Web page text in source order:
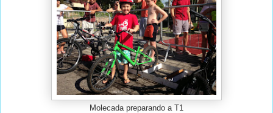
Molecada preparando a T1